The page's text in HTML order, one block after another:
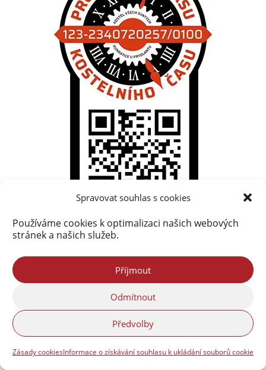
Spravovat souhlas s cookies
Používáme cookies k optimalizaci našich webových
stránek a našich služeb.
Příjmout
Odmítnout
Předvolby
Zásady cookiesInformace o získávání souhlasu k ukládání souborů cookie
Nejprohlíženější příspěvky
Frýdlantsko ve fotografiích Petra Kellnera
Fotogalerie a virtuální prohlídky(117 417)
Nová obsáhlá fotogalerie Frýdlantska
freedlantsko.eu(80 959)